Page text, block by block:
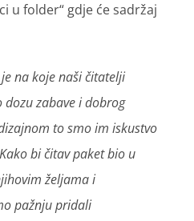
u folder“ gdje će sadržaj
na koje naši čitatelji
dozu zabave i dobrog
to smo im iskustvo
bi čitav paket bio u
željama i
pažnju pridali